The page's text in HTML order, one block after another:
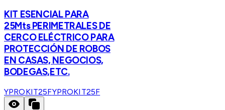
KIT ESENCIAL PARA
25Mts PERIMETRALES DE
CERCO ELÉCTRICO PARA
PROTECCIÓN DE ROBOS
EN CASAS, NEGOCIOS,
BODEGAS,ETC.
YPROKIT25FYPROKIT25F